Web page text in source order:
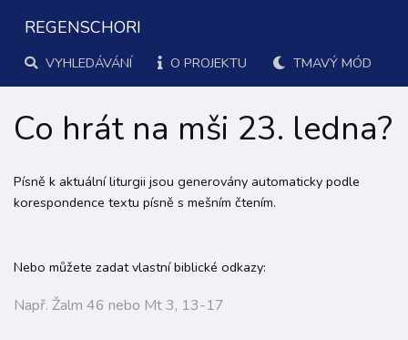
REGENSCHORI
VYHLEDÁVÁNÍ O PROJEKTU TMAVÝ MÓD
Co hrát na mši 23. ledna?
Písně k aktuální liturgii jsou generovány automaticky podle
korespondence textu písně s mešním čtením.
Nebo můžete zadat vlastní biblické odkazy: